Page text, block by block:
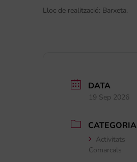
ActualitatLloc de realització: Barxeta.
DATA
19 Sep 2026
CATEGORIA
Activitats
Comarcals